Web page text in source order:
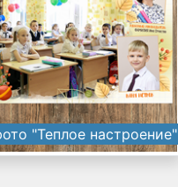
"Теплое настроение"